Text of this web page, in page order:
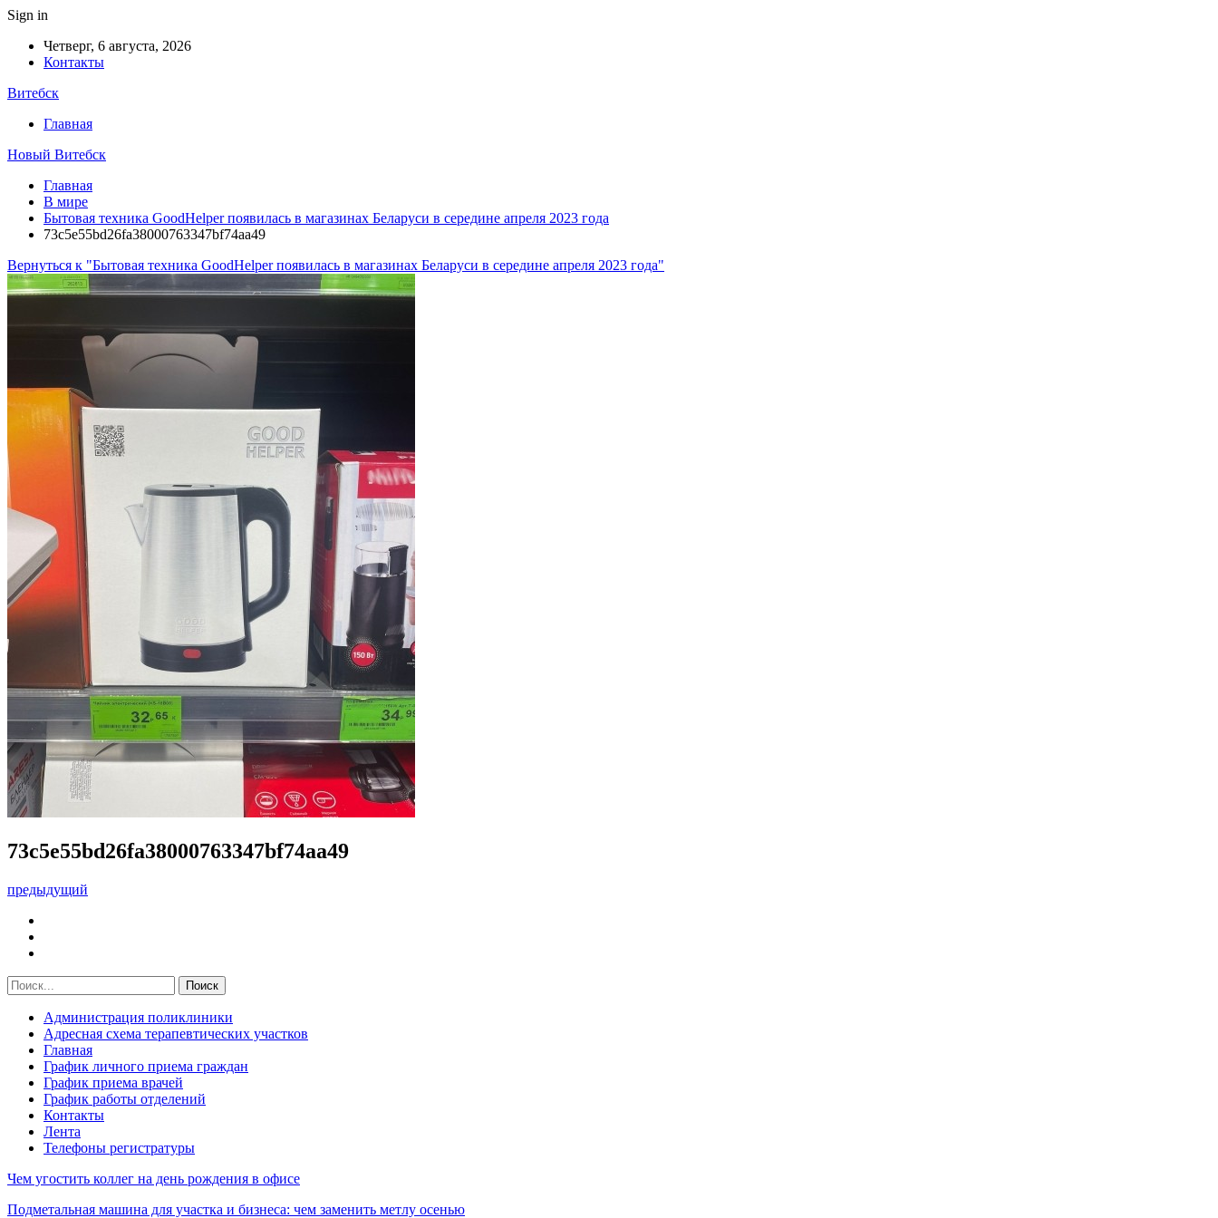
Sign in
Четверг, 6 августа, 2026
Контакты
Витебск
Главная
Новый Витебск
Главная
В мире
Бытовая техника GoodHelper появилась в магазинах Беларуси в середине апреля 2023 года
73c5e55bd26fa38000763347bf74aa49
Вернуться к "Бытовая техника GoodHelper появилась в магазинах Беларуси в середине апреля 2023 года"
73c5e55bd26fa38000763347bf74aa49
предыдущий
Администрация поликлиники
Адресная схема терапевтических участков
Главная
График личного приема граждан
График приема врачей
График работы отделений
Контакты
Лента
Телефоны регистратуры
Чем угостить коллег на день рождения в офисе
Подметальная машина для участка и бизнеса: чем заменить метлу осенью